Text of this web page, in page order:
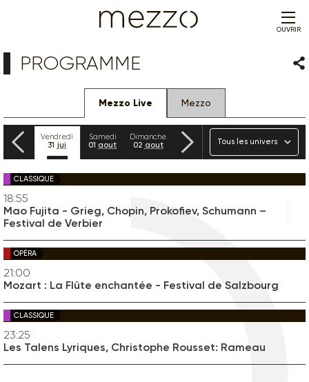
OUVRIR
PROGRAMME
Mezzo Live Mezzo
Précédent Suivant
Jeudi
30jui
Vendredi
31 jui
Samedi
01 aout
Dimanche
02 aout
Lundi
03aout
Mardi
04 aout 05 aout
Univers
CLASSIQUE
18:55
Mao Fujita - Grieg, Chopin, Prokofiev, Schumann –
Festival de Verbier
OPÉRA
21:00
Mozart : La Flûte enchantée - Festival de Salzbourg
CLASSIQUE
23:25
Les Talens Lyriques, Christophe Rousset: Rameau